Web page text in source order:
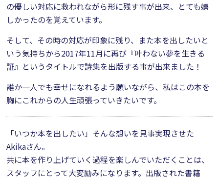
の優しい対応に救われながら形に残す事が出来、とても嬉
しかったのを覚えています。
そして、その時の対応が印象に残り、また本を出したいと
いう気持ちから2017年11月に再び『叶わない夢を生きる
証』というタイトルで詩集を出版する事が出来ました！
誰か一人でも幸せになれるよう願いながら、私はこの本を
胸にこれからの人生頑張っていきたいです。
「いつか本を出したい」そんな想いを見事実現させた
Akikaさん。
共に本を作り上げていく過程を楽しんでいただくことは、
スタッフにとって大変励みになります。出版された書籍